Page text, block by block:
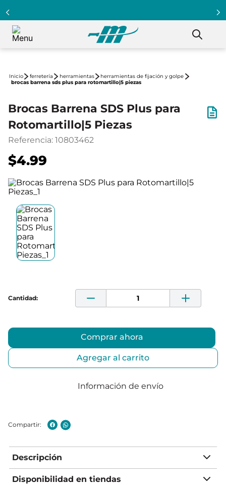
ferretería herramientas
herramientas de fijación y golpe
brocas barrena sds plus para rotomartillo|5 piezas
Brocas Barrena SDS Plus para
Rotomartillo|5 Piezas
Referencia: 10803462
$4.99
Comprar ahora
Agregar al carrito
Información de envío
Descripción
Disponibilidad en tiendas